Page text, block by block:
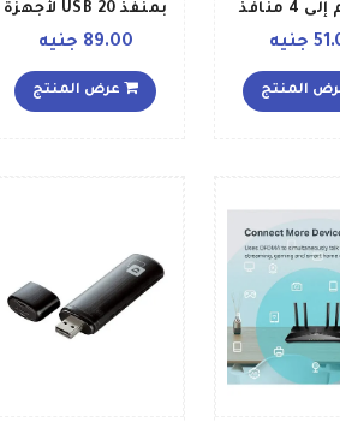
مقسم إلى 4 منافذ
جنيه
المنتج
بمنفذ USB 20 لأجهزة
النوت بوك والتابلت
89.00 جنيه
عرض المنتج